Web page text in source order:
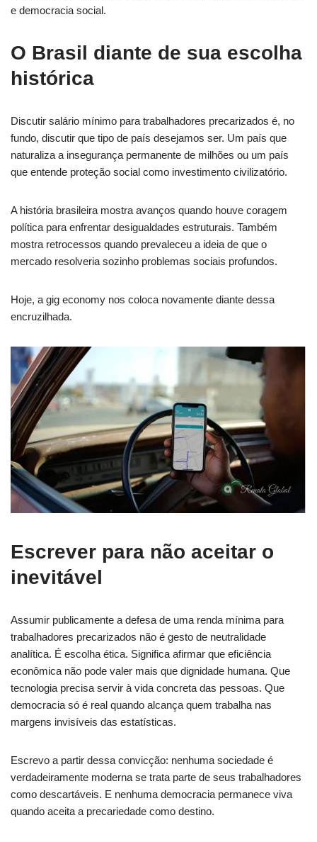
e democracia social.
O Brasil diante de sua escolha
histórica
Discutir salário mínimo para trabalhadores precarizados é, no
fundo, discutir que tipo de país desejamos ser. Um país que
naturaliza a insegurança permanente de milhões ou um país
que entende proteção social como investimento civilizatório.
A história brasileira mostra avanços quando houve coragem
política para enfrentar desigualdades estruturais. Também
mostra retrocessos quando prevaleceu a ideia de que o
mercado resolveria sozinho problemas sociais profundos.
Hoje, a gig economy nos coloca novamente diante dessa
encruzilhada.
Escrever para não aceitar o
inevitável
Assumir publicamente a defesa de uma renda mínima para
trabalhadores precarizados não é gesto de neutralidade
analítica. É escolha ética. Significa afirmar que eficiência
econômica não pode valer mais que dignidade humana. Que
tecnologia precisa servir à vida concreta das pessoas. Que
democracia só é real quando alcança quem trabalha nas
margens invisíveis das estatísticas.
Escrevo a partir dessa convicção: nenhuma sociedade é
verdadeiramente moderna se trata parte de seus trabalhadores
como descartáveis. E nenhuma democracia permanece viva
quando aceita a precariedade como destino.